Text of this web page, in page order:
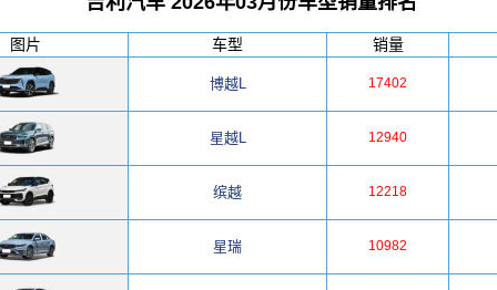
图片 车型 销量
博越L 17402
星越L 12940
缤越 12218
星瑞 10982